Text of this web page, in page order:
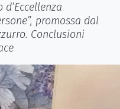
promossa dal
Conclusioni